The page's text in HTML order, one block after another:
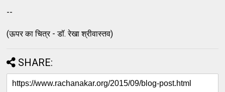
--
(ऊपर का चित्र - डॉ. रेखा श्रीवास्तव)
SHARE: